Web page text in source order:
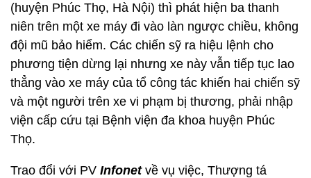
(huyện Phúc Thọ, Hà Nội) thì phát hiện ba thanh
niên trên một xe máy đi vào làn ngược chiều, không
đội mũ bảo hiểm. Các chiến sỹ ra hiệu lệnh cho
phương tiện dừng lại nhưng xe này vẫn tiếp tục lao
thẳng vào xe máy của tổ công tác khiến hai chiến sỹ
và một người trên xe vi phạm bị thương, phải nhập
viện cấp cứu tại Bệnh viện đa khoa huyện Phúc
Thọ.
Trao đổi với PV Infonetvề vụ việc, Thượng tá